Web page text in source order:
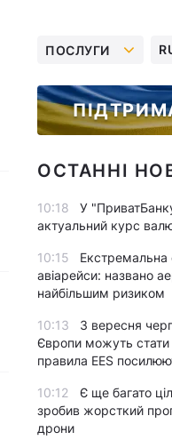
ПОСЛУГИ
ОСТАННІ
10:18
У
актуальний курс
10:15
Екстремальна
авіарейси: названо
найбільшим ризиком
10:13
З вересня
Європи можуть
правила EES
10:12
Є ще багато
зробив жорсткий
дрони